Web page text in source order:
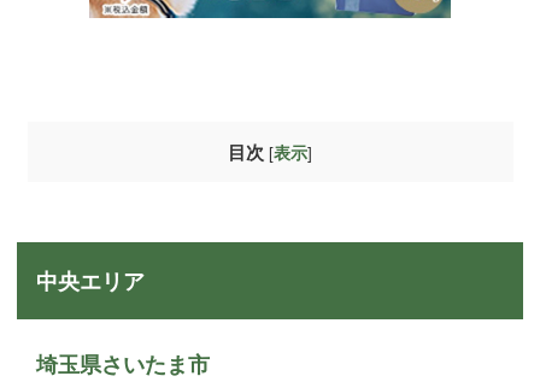
目次 [表示]
中央エリア
埼玉県さいたま市